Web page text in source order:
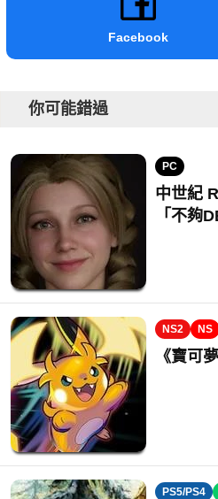
Facebook
你可能錯過
PC
中世紀
「不夠
NS2 NS
《寶可
PS5/PS4